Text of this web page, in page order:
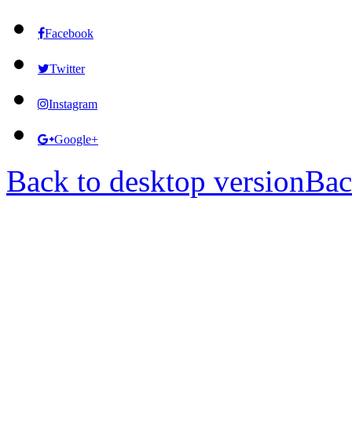
Facebook
Twitter
Instagram
Google+
Back to desktop version